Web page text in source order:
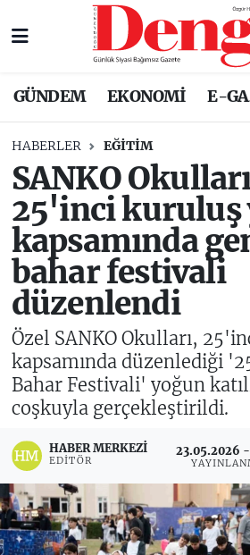
GÜNDEM EKONOMİ E-
HABERLER EĞITIM
SANKO
25'inci kuruluş
kapsamında
bahar festivali
düzenlendi
Özel SANKO Okulları,
kapsamında düzenlediği
Bahar Festivali' yoğun
coşkuyla gerçekleştirildi.
HABER MERKEZI
EDITÖR
23.05.2026 -
Nöbetçi Eczaneler
Trafik Durumu
Süper Lig Puan Durumu
Tüm Manşetler
Son Dakika Haberleri
Haber Arşivi